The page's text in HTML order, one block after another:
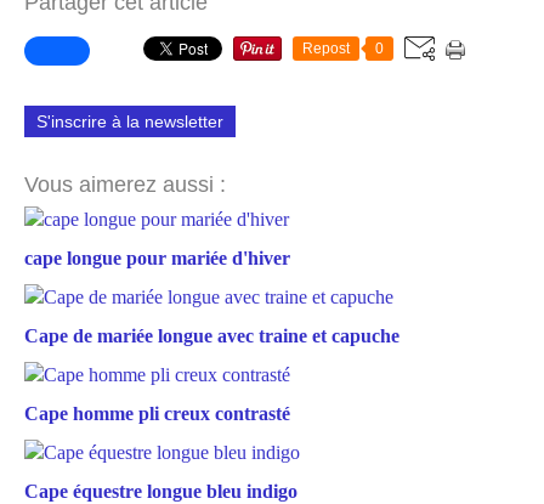
Repost 0
S'inscrire à la newsletter
Vous aimerez aussi :
cape longue pour mariée d'hiver
Cape de mariée longue avec traine et capuche
Cape homme pli creux contrasté
Cape équestre longue bleu indigo